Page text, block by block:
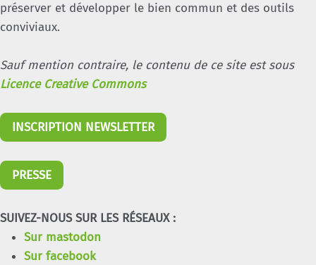
préserver et développer le bien commun et des outils
conviviaux.
Sauf mention contraire, le contenu de ce site est sous
Licence Creative Commons
INSCRIPTION NEWSLETTER
PRESSE
SUIVEZ-NOUS SUR LES RÉSEAUX :
Sur mastodon
Sur facebook